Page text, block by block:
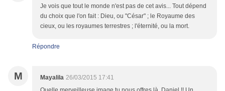
Je vois que tout le monde n'est pas de cet avis... Tout dépend
du choix que l'on fait : Dieu, ou "César" ; le Royaume des
cieux, ou les royaumes terrestres ; l'éternité, ou la mort.
Répondre
M Mayalila 26/03/2015 17:41